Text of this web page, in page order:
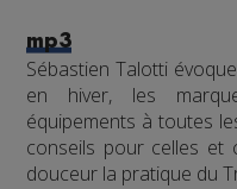
mp3
Sébastien Talotti
en hiver, les
équipements à toutes
conseils pour celles et
douceur la pratique du